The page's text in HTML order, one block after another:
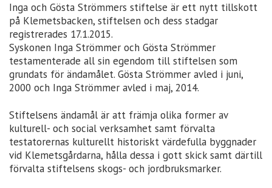
Inga och Gösta Strömmers stiftelse är ett nytt tillskott
på Klemetsbacken, stiftelsen och dess stadgar
registrerades 17.1.2015.
Syskonen Inga Strömmer och Gösta Strömmer
testamenterade all sin egendom till stiftelsen som
grundats för ändamålet. Gösta Strömmer avled i juni,
2000 och Inga Strömmer avled i maj, 2014.
Stiftelsens ändamål är att främja olika former av
kulturell- och social verksamhet samt förvalta
testatorernas kulturellt historiskt värdefulla byggnader
vid Klemetsgårdarna, hålla dessa i gott skick samt därtill
förvalta stiftelsens skogs- och jordbruksmarker.